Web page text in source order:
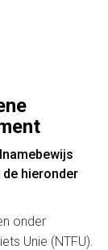
hieronder
onder
Unie (NTFU).